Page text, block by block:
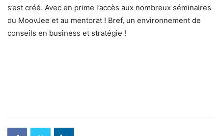
s’est créé. Avec en prime l’accès aux nombreux séminaires
du MoovJee et au mentorat ! Bref, un environnement de
conseils en business et stratégie !